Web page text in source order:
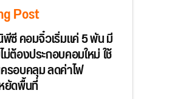
Post
ซี คอมจิ๋วเริ่มแค่ 5 พัน มี
ม่ต้องประกอบคอมใหม่ ใช้
รอบคลุม ลดค่าไฟ
ยัดพื้นที่